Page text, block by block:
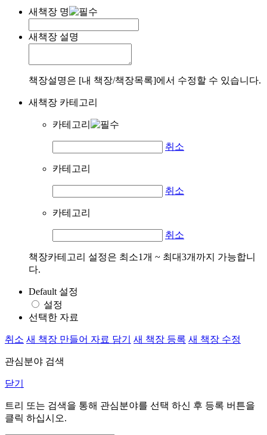
새책장 명
새책장 설명
책장설명은 [내 책장/책장목록]에서 수정할 수 있습니다.
새책장 카테고리
카테고리
취소
카테고리
취소
카테고리
취소
책장카테고리 설정은 최소1개 ~ 최대3개까지 가능합니
다.
Default 설정
설정
선택한 자료
취소 새 책장 만들어 자료 담기 새 책장 등록 새 책장 수정
관심분야 검색
닫기
트리 또는 검색을 통해 관심분야를 선택 하신 후 등록 버튼을
클릭 하십시오.